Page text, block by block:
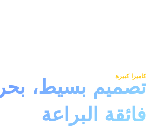
كاميرا كبيرة
تصميم بسيط،
فائقة البراعة